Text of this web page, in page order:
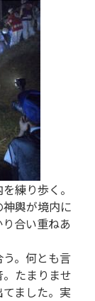
練り歩く。
輿が境内に
合い重ねあ
。何とも言
たまりませ
ました。実